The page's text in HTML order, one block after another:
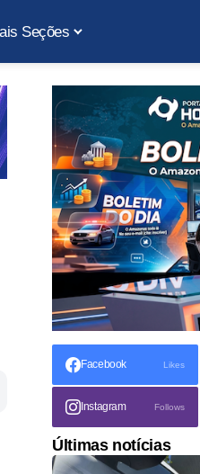
Seções
Facebook Likes
Instagram Follows
Últimas notícias